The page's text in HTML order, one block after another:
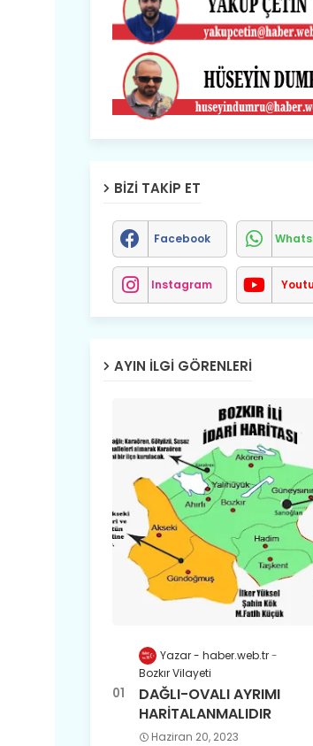
BIZI TAKIP ET
Facebook
Instagram
AYIN İLGI GÖRENLERI
Yazar - haber.web.tr
Bozkır Vilayeti
DAĞLI-OVALI AYRIMI
HARİTALANMALIDIR
Haziran 20, 2023